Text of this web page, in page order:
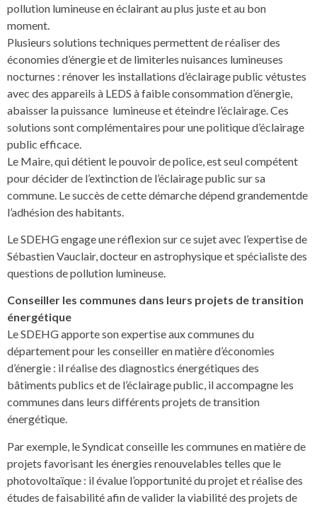
pollution lumineuse en éclairant au plus juste et au bon
moment.
Plusieurs solutions techniques permettent de réaliser des
économies d’énergie et de limiterles nuisances lumineuses
nocturnes : rénover les installations d’éclairage public vétustes
avec des appareils à LEDS à faible consommation d’énergie,
abaisser la puissance lumineuse et éteindre l’éclairage. Ces
solutions sont complémentaires pour une politique d’éclairage
public efficace.
Le Maire, qui détient le pouvoir de police, est seul compétent
pour décider de l’extinction de l’éclairage public sur sa
commune. Le succès de cette démarche dépend grandementde
l’adhésion des habitants.
Le SDEHG engage une réflexion sur ce sujet avec l’expertise de
Sébastien Vauclair, docteur en astrophysique et spécialiste des
questions de pollution lumineuse.
Conseiller les communes dans leurs projets de transition
énergétique
Le SDEHG apporte son expertise aux communes du
département pour les conseiller en matière d’économies
d’énergie : il réalise des diagnostics énergétiques des
bâtiments publics et de l’éclairage public, il accompagne les
communes dans leurs différents projets de transition
énergétique.
Par exemple, le Syndicat conseille les communes en matière de
projets favorisant les énergies renouvelables telles que le
photovoltaïque : il évalue l’opportunité du projet et réalise des
études de faisabilité afin de valider la viabilité des projets de